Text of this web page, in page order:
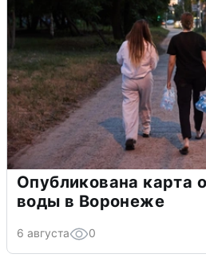
Опубликована карта
воды в Воронеже
6 августа 0